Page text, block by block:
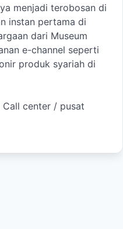
menjadi terobosan di
instan pertama di
dari Museum
e-channel seperti
produk syariah di
Call center / pusat